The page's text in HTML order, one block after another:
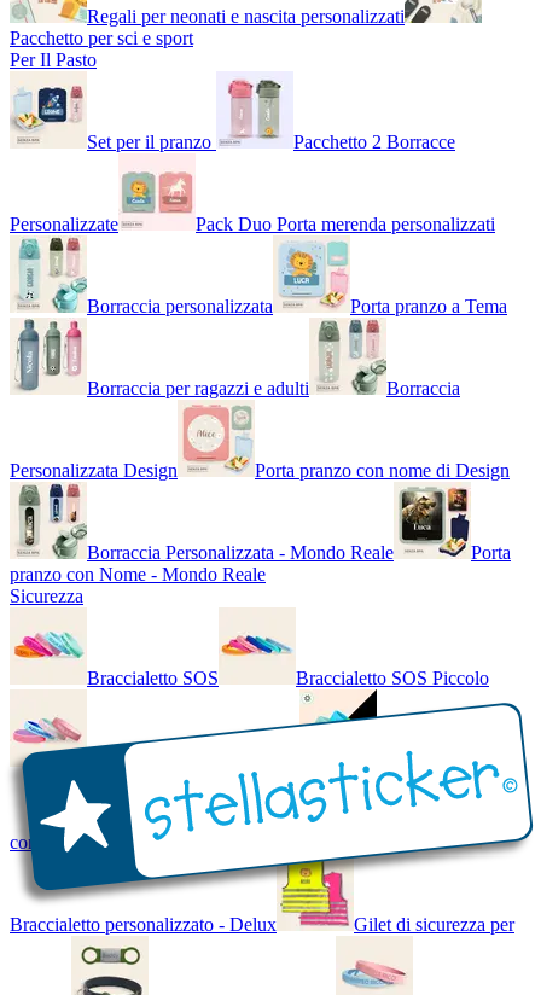
Regali per neonati e nascita personalizzati
Pacchetto per sci e sport
Per Il Pasto
Set per il pranzo Pacchetto 2 Borracce
Personalizzate Pack Duo Porta merenda personalizzati
Borraccia personalizzata Porta pranzo a Tema
Borraccia per ragazzi e adulti Borraccia
Personalizzata Design Porta pranzo con nome di Design
Borraccia Personalizzata - Mondo Reale
Porta
pranzo con Nome - Mondo Reale
Sicurezza
Braccialetto SOS Braccialetto SOS Piccolo
Braccialetto SOS - Bicolore Braccialetto SOS
con Nome - Luminoso
Braccialetto personalizzato - Delux Gilet di sicurezza per